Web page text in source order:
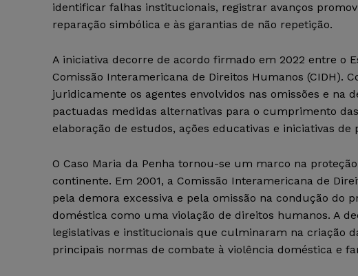
identificar falhas institucionais, registrar avanços
reparação simbólica e às garantias de não repetição.
A iniciativa decorre de acordo firmado em 2022 entre o
Comissão Interamericana de Direitos Humanos (CIDH).
juridicamente os agentes envolvidos nas omissões e na
pactuadas medidas alternativas para o cumprimento
elaboração de estudos, ações educativas e iniciativas
O Caso Maria da Penha tornou-se um marco na
continente. Em 2001, a Comissão Interamericana de
pela demora excessiva e pela omissão na condução do
doméstica como uma violação de direitos humanos. A
legislativas e institucionais que culminaram na criação
principais normas de combate à violência doméstica e